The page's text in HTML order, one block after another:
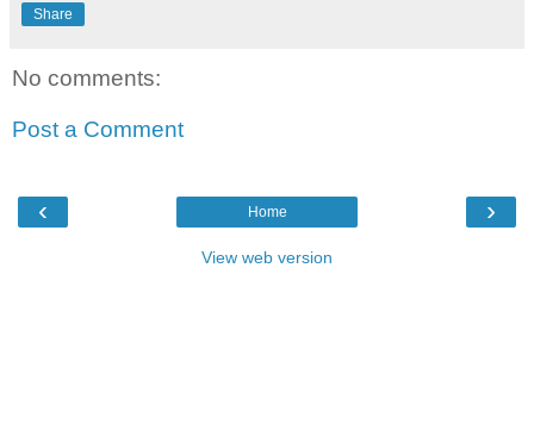
Share
No comments:
Post a Comment
‹ ›
Home
View web version